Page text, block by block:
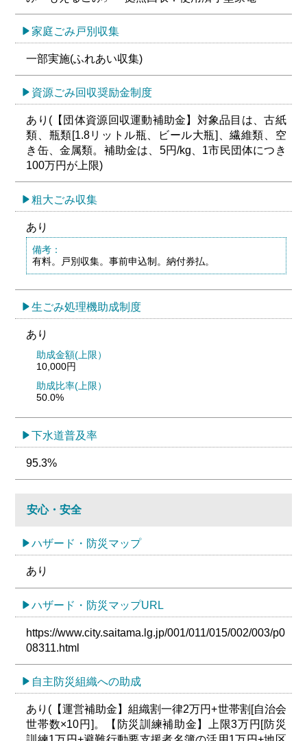
家庭ごみ戸別収集
一部実施(ふれあい収集)
資源ごみ回収奨励金制度
あり(【団体資源回収運動補助金】対象品目は、古紙
類、瓶類[1.8リットル瓶、ビール大瓶]、繊維類、空
き缶、金属類。補助金は、5円/kg、1市民団体につき
100万円が上限)
粗大ごみ収集
あり
備考：
有料。戸別収集。事前申込制。納付券払。
生ごみ処理機助成制度
あり
助成金額(上限）
10,000円
助成比率(上限）
50.0%
下水道普及率
95.3%
安心・安全
ハザード・防災マップ
あり
ハザード・防災マップURL
https://www.city.saitama.lg.jp/001/011/015/002/003/p0
08311.html
自主防災組織への助成
あり(【運営補助金】組織割一律2万円+世帯割[自治会
世帯数×10円]。【防災訓練補助金】上限3万円[防災